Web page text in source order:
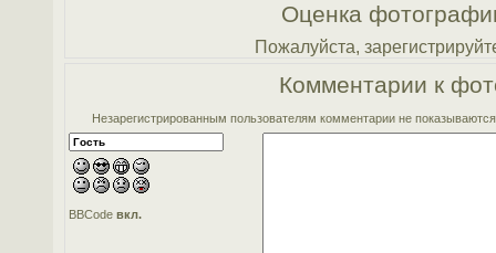
Оценка
Пожалуйста,
Комментарии к
Незарегистрированным пользователям комментарии не
BBCodeвкл.